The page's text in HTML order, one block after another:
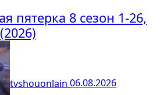
пятерка 8 сезон 1-26,
tvshouonlain 06.08.2026